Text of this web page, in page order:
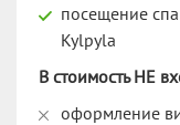
посещение
Kylpyla
В стоимость НЕ
оформление